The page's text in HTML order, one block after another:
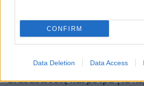
CONFIRM
Data Deletion Data Access
Εύβοια: Ακυρώνουν 9 στους
Έκκληση από τον πρόεδρο
Πυρκαγιές: Αυτή είναι η ΠΝΠ
αναδασώσεις και μέτρα για